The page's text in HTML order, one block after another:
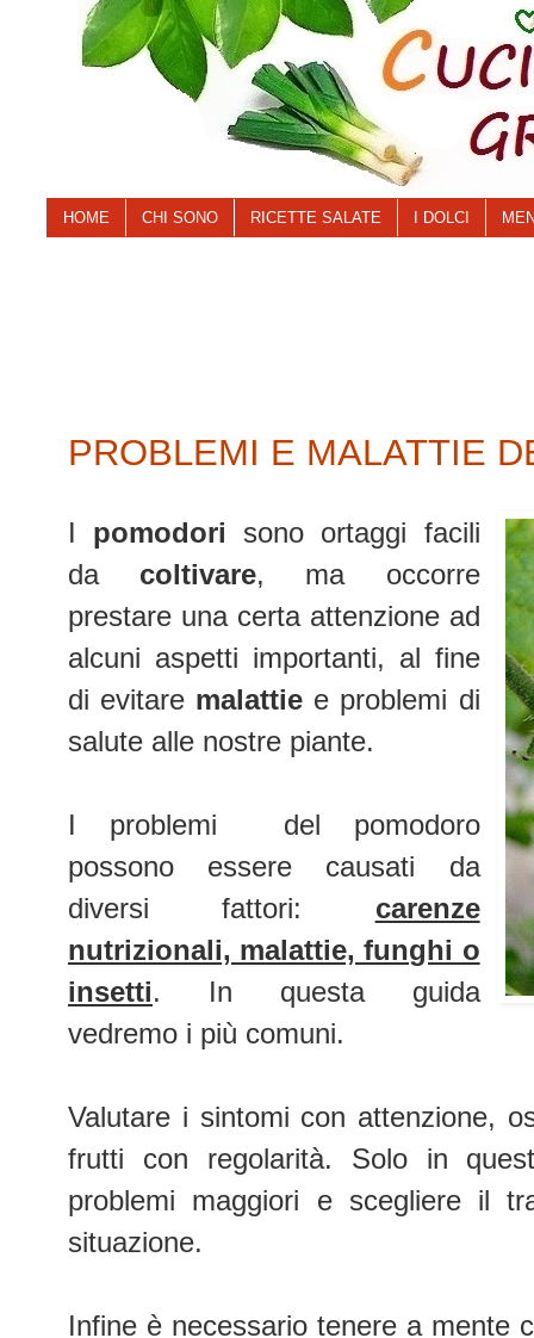
HOME CHI SONO RICETTE SALATE I DOLCI
PROBLEMI E MALATTIE
I pomodori sono ortaggi facili
da coltivare, ma occorre
prestare una certa attenzione ad
alcuni aspetti importanti, al fine
di evitare malattie e problemi di
salute alle nostre piante.
I problemi del pomodoro
possono essere causati da
diversi fattori: carenze
nutrizionali, malattie, funghi o
insetti. In questa guida
vedremo i più comuni.
Valutare i sintomi con attenzione,
frutti con regolarità. Solo in
problemi maggiori e scegliere il
situazione.
Infine è necessario tenere a mente